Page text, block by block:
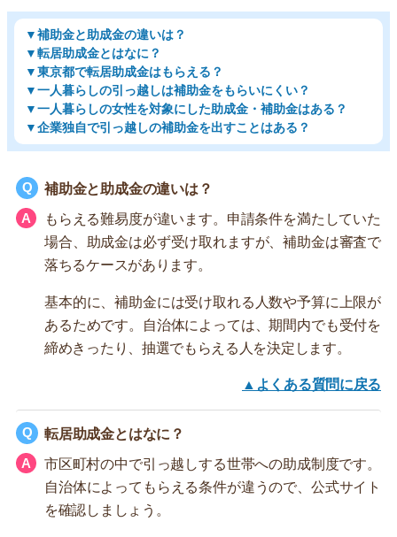
▼補助金と助成金の違いは？
▼転居助成金とはなに？
▼東京都で転居助成金はもらえる？
▼一人暮らしの引っ越しは補助金をもらいにくい？
▼一人暮らしの女性を対象にした助成金・補助金はある？
▼企業独自で引っ越しの補助金を出すことはある？
補助金と助成金の違いは？
もらえる難易度が違います。申請条件を満たしていた
場合、助成金は必ず受け取れますが、補助金は審査で
落ちるケースがあります。
基本的に、補助金には受け取れる人数や予算に上限が
あるためです。自治体によっては、期間内でも受付を
締めきったり、抽選でもらえる人を決定します。
▲よくある質問に戻る
転居助成金とはなに？
市区町村の中で引っ越しする世帯への助成制度です。
自治体によってもらえる条件が違うので、公式サイト
を確認しましょう。